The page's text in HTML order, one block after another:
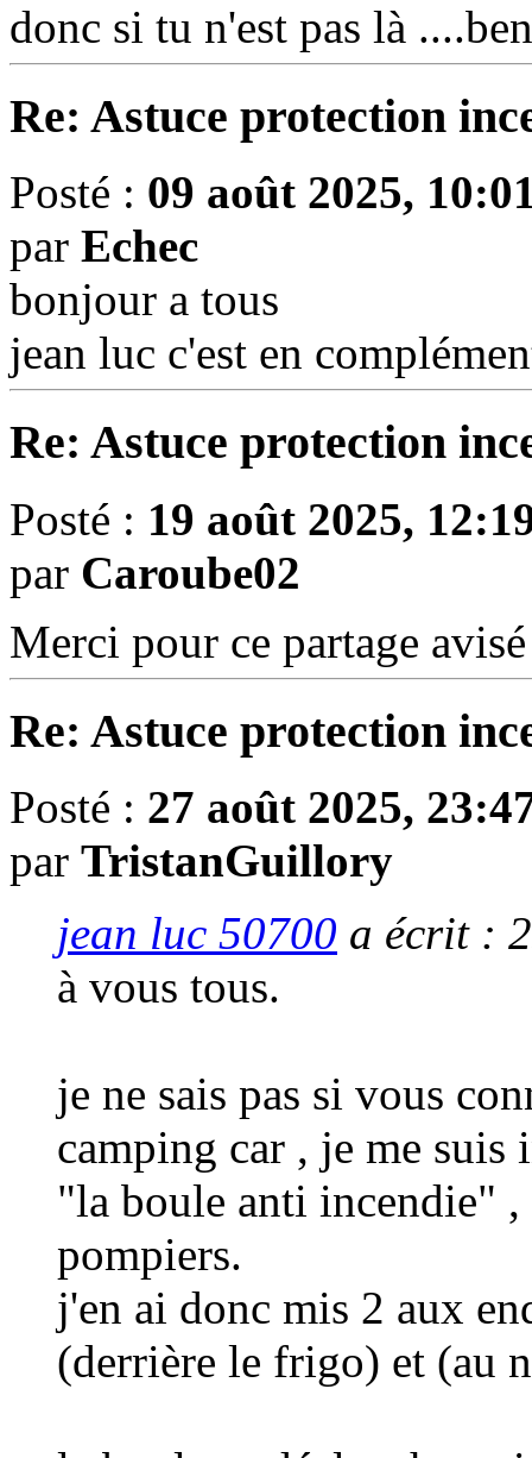
donc si tu n'est pas là
Re: Astuce protection
Posté : 09 août 2025,
par Echec
bonjour a tous
jean luc c'est en
Re: Astuce protection
Posté : 19 août 2025,
par Caroube02
Merci pour ce partage
Re: Astuce protection
Posté : 27 août 2025,
par TristanGuillory
jean luc 50700 a écrit :
à vous tous.
je ne sais pas si vous
camping car , je me suis
"la boule anti incendie"
pompiers.
j'en ai donc mis 2 aux
(derrière le frigo) et (au